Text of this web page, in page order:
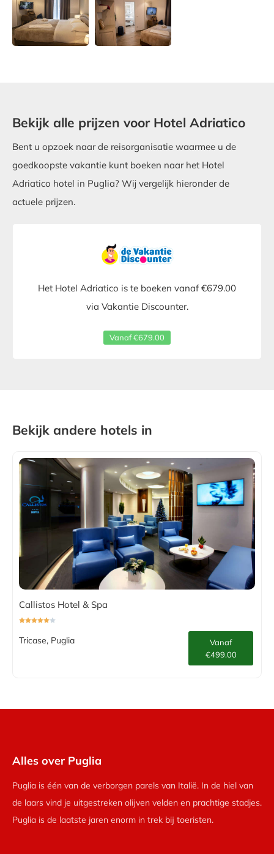
Bekijk alle prijzen voor Hotel Adriatico
Bent u opzoek naar de reisorganisatie waarmee u de
goedkoopste vakantie kunt boeken naar het Hotel
Adriatico hotel in Puglia? Wij vergelijk hieronder de
actuele prijzen.
Het Hotel Adriatico is te boeken vanaf €679.00
via Vakantie Discounter.
Vanaf €679.00
Bekijk andere hotels in
Callistos Hotel & Spa
Tricase, Puglia
Vanaf
€499.00
Alles over Puglia
Puglia is één van de verborgen parels van Italië. In de hiel van
de laars vind je uitgestreken olijven velden en prachtige stadjes.
Puglia is de laatste jaren enorm in trek bij toeristen.